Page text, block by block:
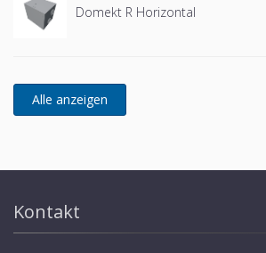
Domekt R Horizontal
Kontakt